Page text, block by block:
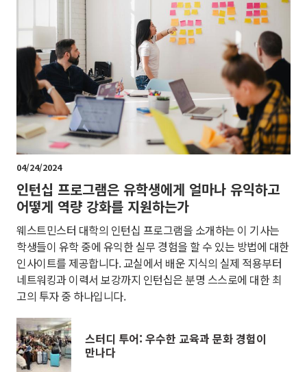
04/24/2024
인턴십 프로그램은 유학생에게 얼마나 유익하고
어떻게 역량 강화를 지원하는가
웨스트민스터 대학의 인턴십 프로그램을 소개하는 이 기사는
학생들이 유학 중에 유익한 실무 경험을 할 수 있는 방법에 대한
인사이트를 제공합니다. 교실에서 배운 지식의 실제 적용부터
네트워킹과 이력서 보강까지 인턴십은 분명 스스로에 대한 최
고의 투자 중 하나입니다.
스터디 투어: 우수한 교육과 문화 경험이
만나다